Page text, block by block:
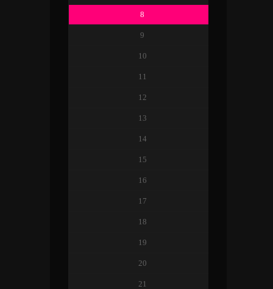
8
9
10
11
12
13
14
15
16
17
18
19
20
21